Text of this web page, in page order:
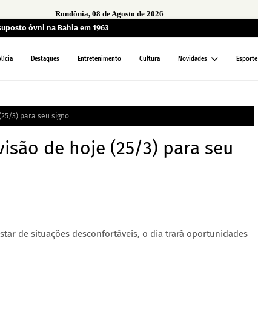
Rondônia, 08 de Agosto de 2026
óvni na Bahia em 1963
Destaques Entretenimento Cultura Novidades Esporte
3) para seu signo
de hoje (25/3) para seu
de situações desconfortáveis, o dia trará oportunidades